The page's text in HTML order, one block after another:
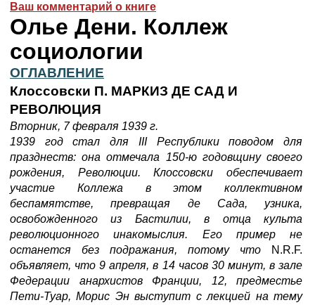
Ваш комментарий о книге
Олье Дени. Коллеж
социологии
ОГЛАВЛЕНИЕ
Клоссовски П. МАРКИЗ ДЕ САД И
РЕВОЛЮЦИЯ
Вторник, 7 февраля 1939 г.
1939 год стал для III Республики поводом для
празднеств: она отмечала 150-ю годовщину своего
рождения, Революции. Клоссовски обеспечивает
участие Коллежа в этом коллективном
беспамятстве, превращая де Сада, узника,
освобожденного из Бастилии, в отца культа
революционного инакомыслия. Его пример не
останется без подражания, потому что
N.R.F.
объявляет, что 9 апреля, в 14 часов 30 минут, в зале
Федерации анархистов Франции, 12, предместье
Пети-Туар, Морис Эн выступит с лекцией на тему